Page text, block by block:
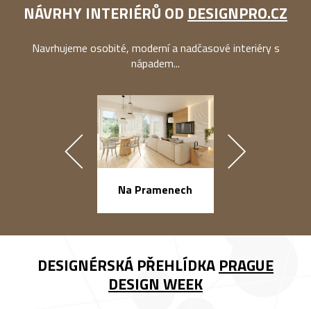
NÁVRHY INTERIÉRŮ OD DESIGNPRO.CZ
Navrhujeme osobité, moderní a nadčasové interiéry s
nápadem...
Na Pramenech
DESIGNÉRSKÁ PŘEHLÍDKA PRAGUE
DESIGN WEEK